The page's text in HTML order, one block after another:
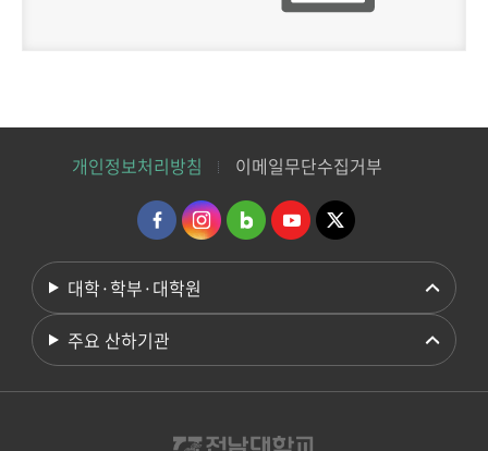
개인정보처리방침 이메일무단수집거부
대학·학부·대학원
주요 산하기관